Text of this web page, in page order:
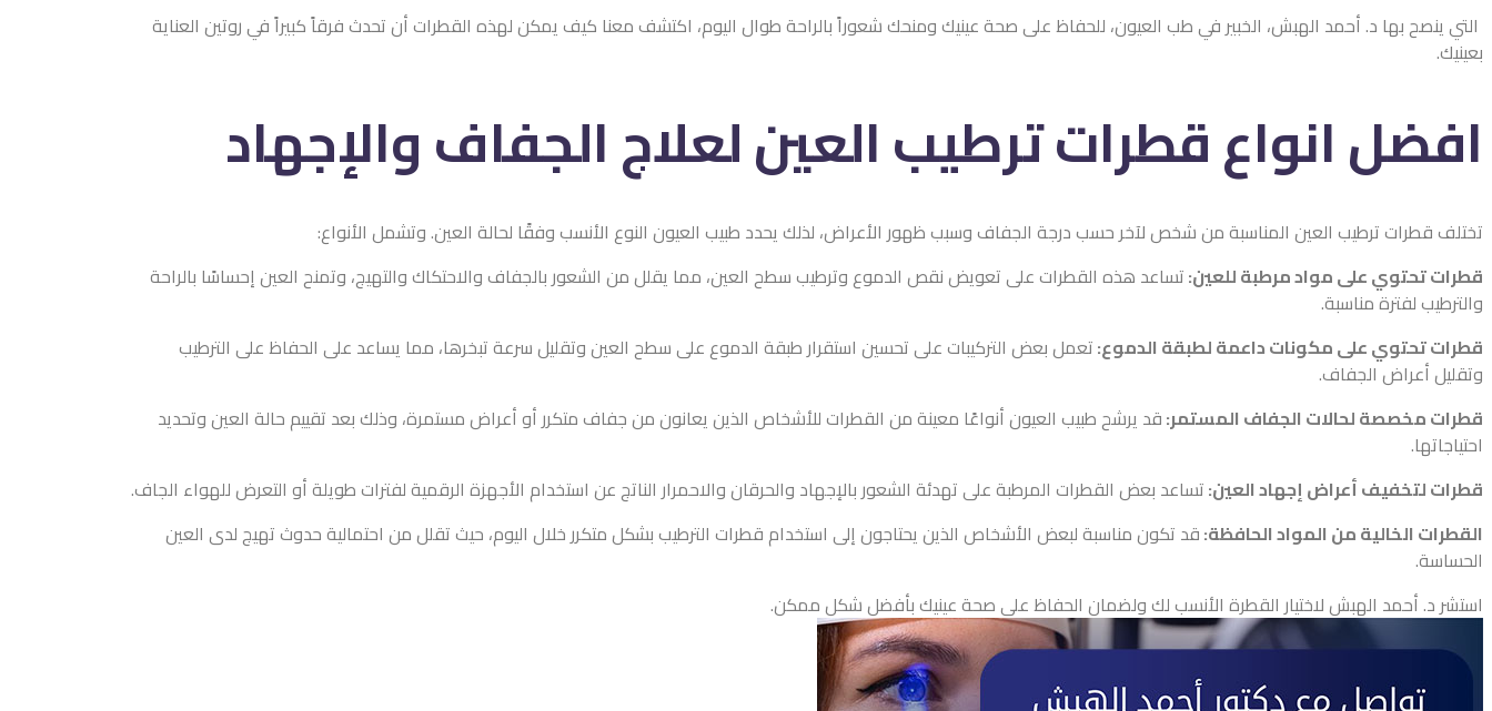
التي ينصح بها د. أحمد الهبش، الخبير في طب العيون، للحفاظ على صحة عينيك ومنحك شعوراً بالراحة طوال اليوم، اكتشف معنا كيف يمكن لهذه القطرات أن تحدث فرقاً كبيراً في روتين العناية
بعينيك.
افضل انواع قطرات ترطيب العين لعلاج الجفاف والإجهاد
تختلف قطرات ترطيب العين المناسبة من شخص لآخر حسب درجة الجفاف وسبب ظهور الأعراض، لذلك يحدد طبيب العيون النوع الأنسب وفقًا لحالة العين. وتشمل الأنواع:
قطرات تحتوي على مواد مرطبة للعين:تساعد هذه القطرات على تعويض نقص الدموع وترطيب سطح العين، مما يقلل من الشعور بالجفاف والاحتكاك والتهيج، وتمنح العين إحساسًا بالراحة
والترطيب لفترة مناسبة.
قطرات تحتوي على مكونات داعمة لطبقة الدموع:تعمل بعض التركيبات على تحسين استقرار طبقة الدموع على سطح العين وتقليل سرعة تبخرها، مما يساعد على الحفاظ على الترطيب
وتقليل أعراض الجفاف.
قطرات مخصصة لحالات الجفاف المستمر:قد يرشح طبيب العيون أنواعًا معينة من القطرات للأشخاص الذين يعانون من جفاف متكرر أو أعراض مستمرة، وذلك بعد تقييم حالة العين وتحديد
احتياجاتها.
قطرات لتخفيف أعراض إجهاد العين:تساعد بعض القطرات المرطبة على تهدئة الشعور بالإجهاد والحرقان والاحمرار الناتج عن استخدام الأجهزة الرقمية لفترات طويلة أو التعرض للهواء الجاف.
القطرات الخالية من المواد الحافظة:قد تكون مناسبة لبعض الأشخاص الذين يحتاجون إلى استخدام قطرات الترطيب بشكل متكرر خلال اليوم، حيث تقلل من احتمالية حدوث تهيج لدى العين
الحساسة.
استشر د. أحمد الهبش لاختيار القطرة الأنسب لك ولضمان الحفاظ على صحة عينيك بأفضل شكل ممكن.